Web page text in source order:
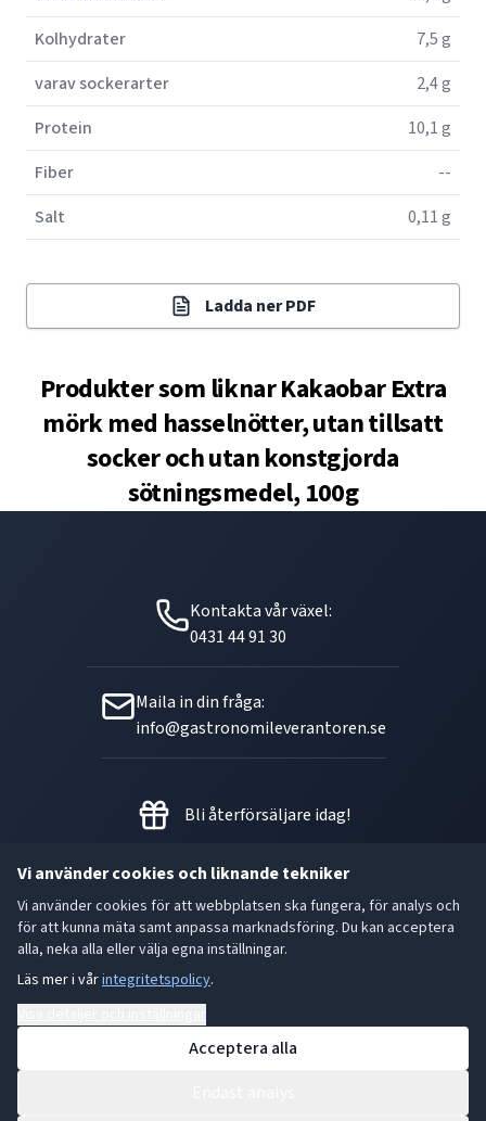
Vi använder cookies och liknande tekniker
Vi använder cookies för att webbplatsen ska fungera, för analys och
för att kunna mäta samt anpassa marknadsföring. Du kan acceptera
alla, neka alla eller välja egna inställningar.
Läs mer i vårintegritetspolicy.
Acceptera alla
Kolhydrater
7,5 g
varav sockerarter
2,4 g
Protein
10,1 g
Fiber
--
Salt
0,11 g
Ladda ner PDF
Produkter som liknarKakaobar Extra
mörk med hasselnötter, utan tillsatt
socker och utan konstgjorda
sötningsmedel, 100g
Kontakta vår växel:
0431 44 91 30
Maila in din fråga:
info@gastronomileverantoren.se
Bli återförsäljare idag!
Metallgatan 21 B, 262 72
Ängelholm Orgnr: 556493-5780